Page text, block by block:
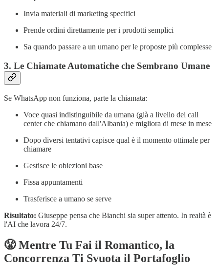
Invia materiali di marketing specifici
Prende ordini direttamente per i prodotti semplici
Sa quando passare a un umano per le proposte più complesse
3. Le Chiamate Automatiche che Sembrano Umane
Se WhatsApp non funziona, parte la chiamata:
Voce quasi indistinguibile da umana (già a livello dei call
center che chiamano dall'Albania) e migliora di mese in mese
Dopo diversi tentativi capisce qual è il momento ottimale per
chiamare
Gestisce le obiezioni base
Fissa appuntamenti
Trasferisce a umano se serve
Risultato: Giuseppe pensa che Bianchi sia super attento. In realtà è
l'AI che lavora 24/7.
😤 Mentre Tu Fai il Romantico, la
Concorrenza Ti Svuota il Portafoglio